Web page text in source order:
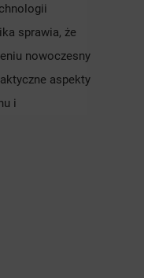
sprawia, że
nowoczesny
aspekty
i